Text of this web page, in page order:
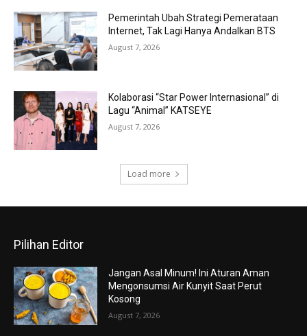
Pemerintah Ubah Strategi Pemerataan
Internet, Tak Lagi Hanya Andalkan BTS
August 7, 2026
Kolaborasi “Star Power Internasional” di
Lagu “Animal” KATSEYE
August 7, 2026
Load more
Pilihan Editor
Jangan Asal Minum! Ini Aturan Aman
Mengonsumsi Air Kunyit Saat Perut
Kosong
August 7, 2026